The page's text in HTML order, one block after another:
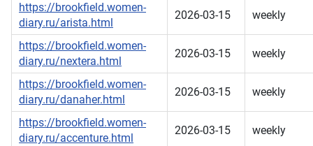
https://brookfield.women-
diary.ru/arista.html
2026-03-15 weekly
https://brookfield.women-
diary.ru/nextera.html
2026-03-15 weekly
https://brookfield.women-
diary.ru/danaher.html
2026-03-15 weekly
https://brookfield.women-
diary.ru/accenture.html
2026-03-15 weekly